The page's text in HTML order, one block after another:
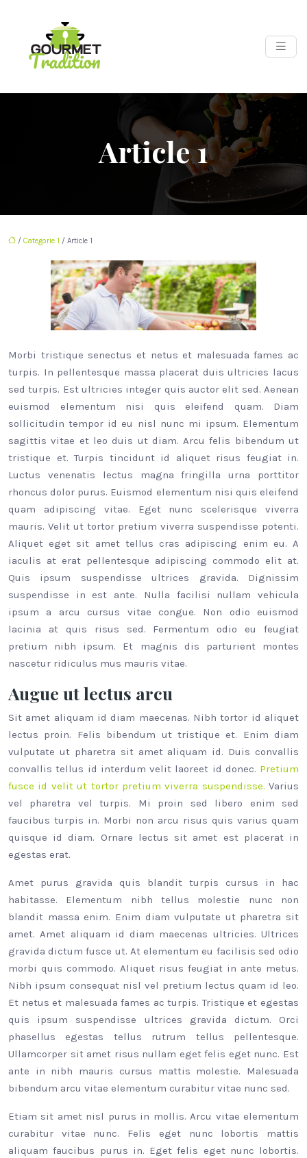
Article 1
/ Categorie 1 / Article 1
Morbi tristique senectus et netus et malesuada fames ac
turpis. In pellentesque massa placerat duis ultricies lacus
sed turpis. Est ultricies integer quis auctor elit sed. Aenean
euismod elementum nisi quis eleifend quam. Diam
sollicitudin tempor id eu nisl nunc mi ipsum. Elementum
sagittis vitae et leo duis ut diam. Arcu felis bibendum ut
tristique et. Turpis tincidunt id aliquet risus feugiat in.
Luctus venenatis lectus magna fringilla urna porttitor
rhoncus dolor purus. Euismod elementum nisi quis eleifend
quam adipiscing vitae. Eget nunc scelerisque viverra
mauris. Velit ut tortor pretium viverra suspendisse potenti.
Aliquet eget sit amet tellus cras adipiscing enim eu. A
iaculis at erat pellentesque adipiscing commodo elit at.
Quis ipsum suspendisse ultrices gravida. Dignissim
suspendisse in est ante. Nulla facilisi nullam vehicula
ipsum a arcu cursus vitae congue. Non odio euismod
lacinia at quis risus sed. Fermentum odio eu feugiat
pretium nibh ipsum. Et magnis dis parturient montes
nascetur ridiculus mus mauris vitae.
Augue ut lectus arcu
Sit amet aliquam id diam maecenas. Nibh tortor id aliquet
lectus proin. Felis bibendum ut tristique et. Enim diam
vulputate ut pharetra sit amet aliquam id. Duis convallis
convallis tellus id interdum velit laoreet id donec. Pretium
fusce id velit ut tortor pretium viverra suspendisse. Varius
vel pharetra vel turpis. Mi proin sed libero enim sed
faucibus turpis in. Morbi non arcu risus quis varius quam
quisque id diam. Ornare lectus sit amet est placerat in
egestas erat.
Amet purus gravida quis blandit turpis cursus in hac
habitasse. Elementum nibh tellus molestie nunc non
blandit massa enim. Enim diam vulputate ut pharetra sit
amet. Amet aliquam id diam maecenas ultricies. Ultrices
gravida dictum fusce ut. At elementum eu facilisis sed odio
morbi quis commodo. Aliquet risus feugiat in ante metus.
Nibh ipsum consequat nisl vel pretium lectus quam id leo.
Et netus et malesuada fames ac turpis. Tristique et egestas
quis ipsum suspendisse ultrices gravida dictum. Orci
phasellus egestas tellus rutrum tellus pellentesque.
Ullamcorper sit amet risus nullam eget felis eget nunc. Est
ante in nibh mauris cursus mattis molestie. Malesuada
bibendum arcu vitae elementum curabitur vitae nunc sed.
Etiam sit amet nisl purus in mollis. Arcu vitae elementum
curabitur vitae nunc. Felis eget nunc lobortis mattis
aliquam faucibus purus in. Eget felis eget nunc lobortis.